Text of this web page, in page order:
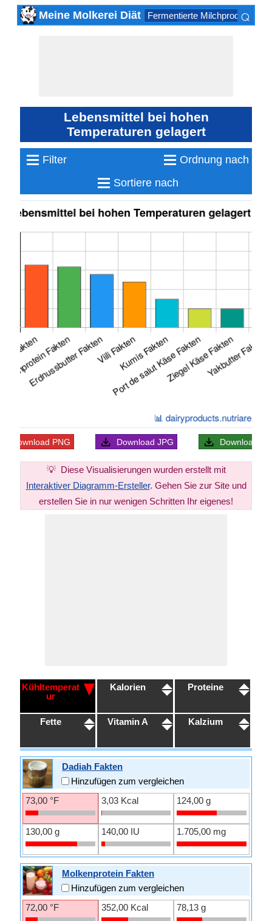
Meine Molkerei Diät Fermentierte Milchprodukte
⌕
Lebensmittel bei hohen
Temperaturen gelagert
≡ Filter ≡ Ordnung nach
≡ Sortiere nach
Download PNG Download JPG Download
💡 Diese Visualisierungen wurden erstellt mit
Interaktiver Diagramm-Ersteller. Gehen Sie zur Site und
erstellen Sie in nur wenigen Schritten Ihr eigenes!
Kühltemperat
ur
Kalorien Proteine
Fette Vitamin A Kalzium
Dadiah Fakten
Hinzufügen zum vergleichen
73,00 °F
3,03 Kcal 124,00 g
130,00 g 140,00 IU 1.705,00 mg
Molkenprotein Fakten
Hinzufügen zum vergleichen
72,00 °F
352,00 Kcal 78,13 g